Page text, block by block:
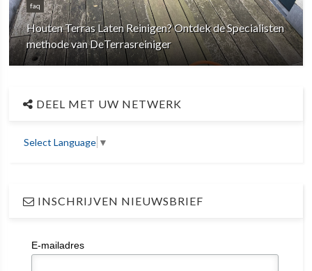
faq
Houten Terras Laten Reinigen? Ontdek de Specialisten
methode van DeTerrasreiniger
DEEL MET UW NETWERK
Select Language ▼
INSCHRIJVEN NIEUWSBRIEF
E-mailadres